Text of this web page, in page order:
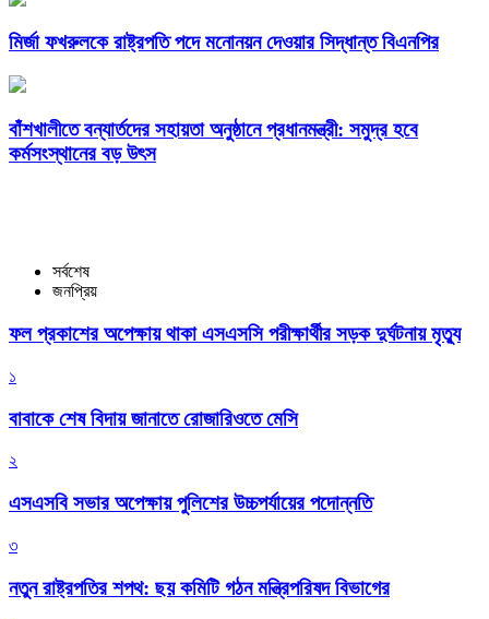
মির্জা ফখরুলকে রাষ্ট্রপতি পদে মনোনয়ন দেওয়ার সিদ্ধান্ত বিএনপির
বাঁশখালীতে বন্যার্তদের সহায়তা অনুষ্ঠানে প্রধানমন্ত্রী: সমুদ্র হবে
কর্মসংস্থানের বড় উৎস
সর্বশেষ
জনপ্রিয়
ফল প্রকাশের অপেক্ষায় থাকা এসএসসি পরীক্ষার্থীর সড়ক দুর্ঘটনায় মৃত্যু
১
বাবাকে শেষ বিদায় জানাতে রোজারিওতে মেসি
২
এসএসবি সভার অপেক্ষায় পুলিশের উচ্চপর্যায়ের পদোন্নতি
৩
নতুন রাষ্ট্রপতির শপথ: ছয় কমিটি গঠন মন্ত্রিপরিষদ বিভাগের